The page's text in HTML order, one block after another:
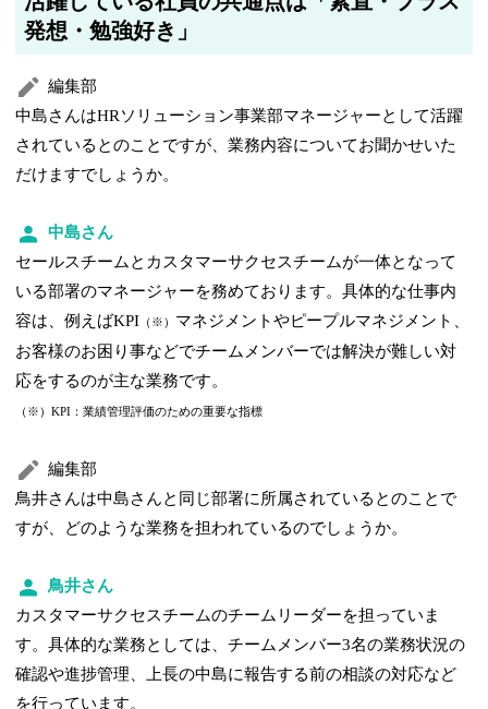
発想・勉強好き」
編集部
中島さんはHRソリューション事業部マネージャーとして活躍
されているとのことですが、業務内容についてお聞かせいた
だけますでしょうか。
中島さん
セールスチームとカスタマーサクセスチームが一体となって
いる部署のマネージャーを務めております。具体的な仕事内
容は、例えばKPI （※） マネジメントやピープルマネジメント、
お客様のお困り事などでチームメンバーでは解決が難しい対
応をするのが主な業務です。
（※）KPI：業績管理評価のための重要な指標
編集部
鳥井さんは中島さんと同じ部署に所属されているとのことで
すが、どのような業務を担われているのでしょうか。
鳥井さん
カスタマーサクセスチームのチームリーダーを担っていま
す。具体的な業務としては、チームメンバー3名の業務状況の
確認や進捗管理、上長の中島に報告する前の相談の対応など
を行っています。